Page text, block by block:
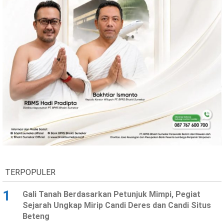
TERPOPULER
1
Gali Tanah Berdasarkan Petunjuk Mimpi, Pegiat
Sejarah Ungkap Mirip Candi Deres dan Candi Situs
Beteng